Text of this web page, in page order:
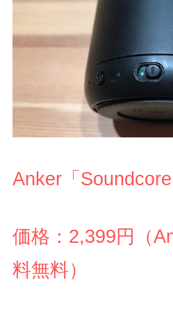
Anker「Soundcore
価格：2,399円（
料無料）